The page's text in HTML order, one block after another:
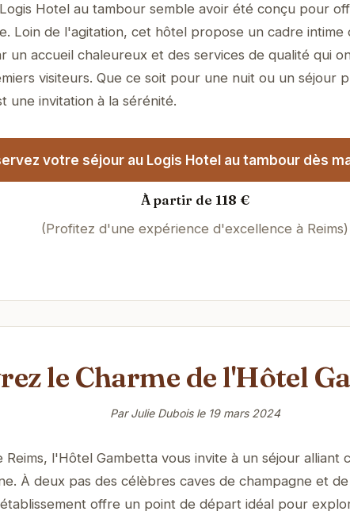
Hotel au tambour semble avoir été conçu pour
Loin de l'agitation, cet hôtel propose un cadre
un accueil chaleureux et des services de qualité qui
visiteurs. Que ce soit pour une nuit ou un séjour
une invitation à la sérénité.
votre séjour au Logis Hotel au tambour dès
À partir de 118 €
(Profitez d'une expérience d'excellence à Reims)
le Charme de l'Hôtel
Par Julie Dubois le 19 mars 2024
l'Hôtel Gambetta vous invite à un séjour alliant
À deux pas des célèbres caves de champagne et
offre un point de départ idéal pour